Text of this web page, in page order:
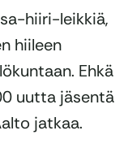
hiiri-leikkiä,
hiileen
Ehkä
uutta jäsentä
jatkaa.